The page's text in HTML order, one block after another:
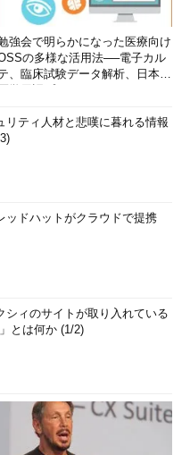
強会で明らかになった医療向け
の多様な活用法──電子カル
、臨床試験データ解析、日本語
リティ人材と悲嘆に暮れる情報
ッドハットがクラウドで提携
シィのサイトが取り入れている
とは何か (1/2)